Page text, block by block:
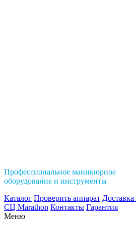
Профессиональное маникюрное
оборудование и инструменты
Каталог Проверить аппарат Доставка
СЦ Marathon Контакты Гарантия
Меню